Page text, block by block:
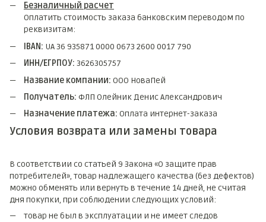
Безналичный расчет
Оплатить стоимость заказа банковским переводом по
реквизитам:
IBAN: UA 36 935871 0000 0673 2600 0017 790
ИНН/ЕГРПОУ: 3626305757
Название компании: ООО НоваПей
Получатель: ФЛП Олейник Денис Александрович
Назначение платежа: Оплата интернет-заказа
Условия возврата или замены товара
В соответствии со статьей 9 Закона «О защите прав
потребителей», товар надлежащего качества (без дефектов)
можно обменять или вернуть в течение 14 дней, не считая
дня покупки, при соблюдении следующих условий:
товар не был в эксплуатации и не имеет следов